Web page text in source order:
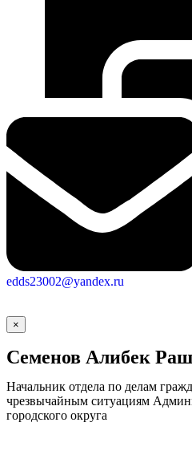
edds23002@yandex.ru
×
Семенов Алибек
Начальник отдела по делам
чрезвычайным ситуациям
городского округа